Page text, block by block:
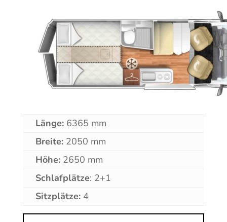
Länge: 6365 mm
Breite: 2050 mm
Höhe: 2650 mm
Schlafplätze: 2+1
Sitzplätze: 4